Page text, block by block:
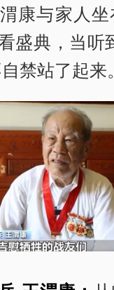
康与家人
盛典，当听
禁站了起来。